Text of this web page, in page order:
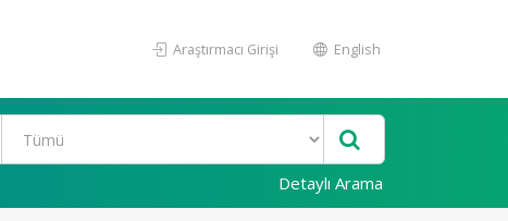
Araştırmacı Girişi English
Detaylı Arama